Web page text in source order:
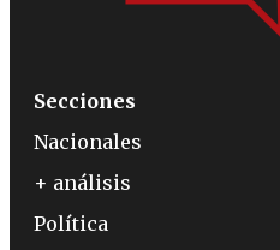
Secciones
Nacionales
+ análisis
Política